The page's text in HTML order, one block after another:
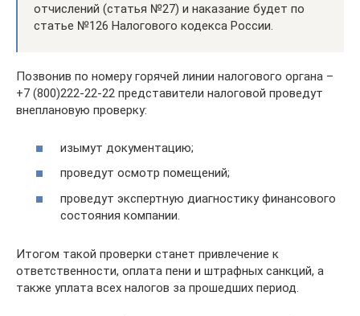
отчислений (статья №27) и наказание будет по
статье №126 Налогового кодекса России.
Позвонив по номеру горячей линии налогового органа –
+7 (800)222-22-22 представители налоговой проведут
внеплановую проверку:
изымут документацию;
проведут осмотр помещений;
проведут экспертную диагностику финансового
состояния компании.
Итогом такой проверки станет привлечение к
ответственности, оплата пени и штрафных санкций, а
также уплата всех налогов за прошедших период.